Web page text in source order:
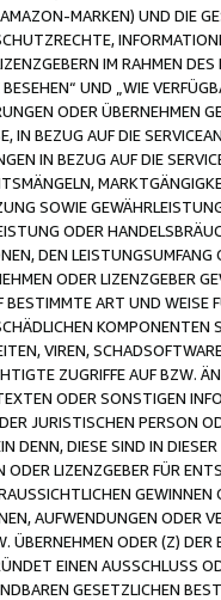
MARKEN) UND DIE
IM RAHMEN
UND „WIE
ODER ÜBERNEHMEN
IN BEZUG AUF DIE
IN BEZUG AUF DIE
SOWIE
ODER
DEN
ODER LIZENZGEBER
BESTIMMTE ART UND
VIREN,
ZUGRIFFE AUF BZW.
ODER SONSTIGEN
JURISTISCHEN PERSON
DENN, DIESE SIND IN
ODER LIZENZGEBER FÜR
AUFWENDUNGEN ODER
ÜBERNEHMEN ODER (Z)
EINEN AUSSCHLUSS
GESETZLICHEN